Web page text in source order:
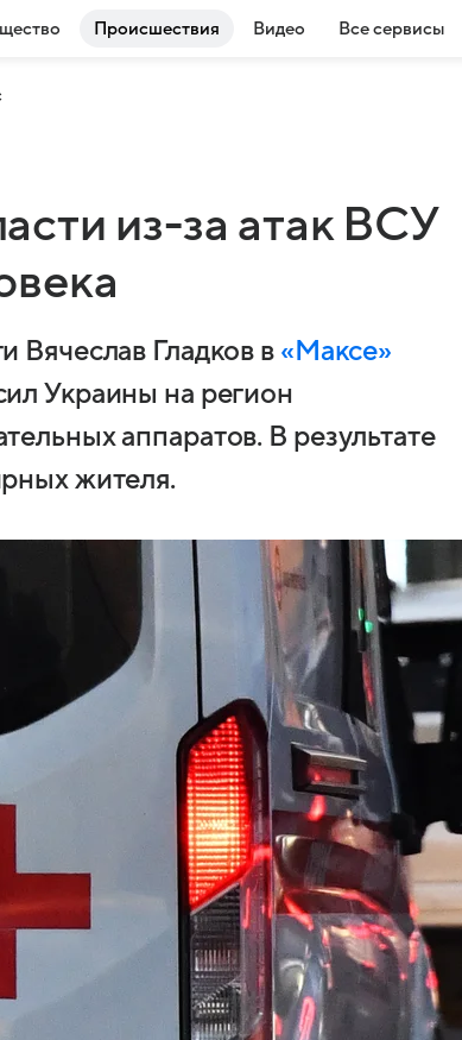
Происшествия Видео Все сервисы
из-за атак ВСУ
Вячеслав Гладков в «Максе»
Украины на регион
аппаратов. В результате
жителя.